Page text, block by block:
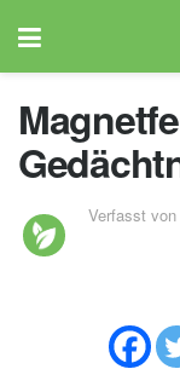
Verfasst von